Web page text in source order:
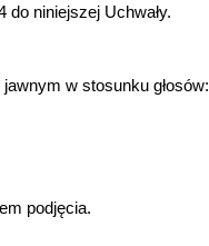
do niniejszej Uchwały.
jawnym w stosunku głosów:
podjęcia.